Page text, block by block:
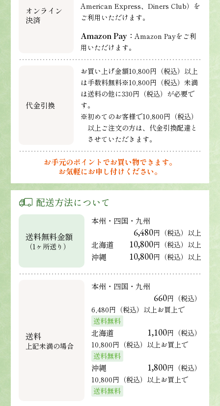
オンライン
決済
American Express、Diners Club）を
ご利用いただけます。
Amazon Pay： Amazon Payをご利
用いただけます。
代金引換
お買い上げ金額10,800円（税込）以上
は手数料無料※10,800円（税込）未満
は送料の他に330円（税込）が必要で
す。
※初めてのお客様で10,800円（税込）
以上ご注文の方は、代金引換配達と
させていただきます。
お手元のポイントでお買い物できます。
お気軽にお申し付けください。
配送方法について
送料無料金額
（1ヶ所送り）
本州・四国・九州
6,480円（税込）以上
北海道 10,800円（税込）以上
沖縄 10,800円（税込）以上
送料
上記未満の場合
本州・四国・九州
660円（税込）
6,480円（税込）以上お買上で
送料無料
北海道 1,100円（税込）
10,800円（税込）以上お買上で
送料無料
沖縄 1,800円（税込）
10,800円（税込）以上お買上で
送料無料